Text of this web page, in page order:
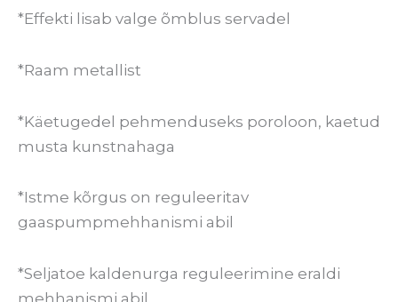
*Effekti lisab valge õmblus servadel
*Raam metallist
*Käetugedel pehmenduseks poroloon, kaetud
musta kunstnahaga
*Istme kõrgus on reguleeritav
gaaspumpmehhanismi abil
*Seljatoe kaldenurga reguleerimine eraldi